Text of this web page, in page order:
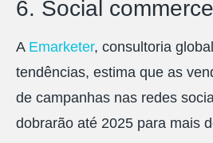
6. Social
A Emarketer, consultoria
tendências, estima que as
de campanhas nas redes
dobrarão até 2025 para mais